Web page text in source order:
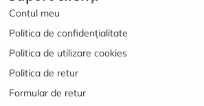
Contul meu
Politica de confidențialitate
Politica de utilizare cookies
Politica de retur
Formular de retur